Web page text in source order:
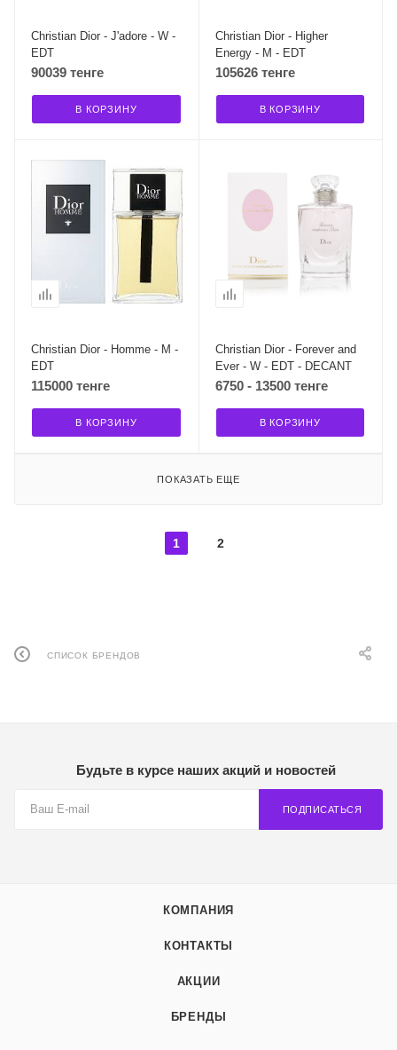
Christian Dior - J'adore - W -
EDT
90039 тенге
В КОРЗИНУ
Christian Dior - Higher
Energy - M - EDT
105626 тенге
В КОРЗИНУ
Christian Dior - Homme - M -
EDT
115000 тенге
В КОРЗИНУ
Christian Dior - Forever and
Ever - W - EDT - DECANT
6750 - 13500 тенге
В КОРЗИНУ
ПОКАЗАТЬ ЕЩЕ
1 2
СПИСОК БРЕНДОВ
Будьте в курсе наших акций и новостей
ПОДПИСАТЬСЯ
КОМПАНИЯ
КОНТАКТЫ
АКЦИИ
БРЕНДЫ